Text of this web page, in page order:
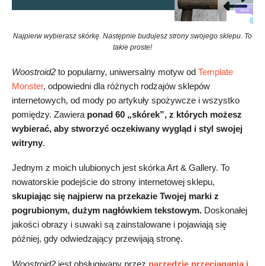
Najpierw wybierasz skórkę. Następnie budujesz strony swojego sklepu. To
takie proste!
Woostroid2 to popularny, uniwersalny motyw od Template
Monster, odpowiedni dla różnych rodzajów sklepów
internetowych, od mody po artykuły spożywcze i wszystko
pomiędzy. Zawiera ponad 60 „skórek”, z których możesz
wybierać, aby stworzyć oczekiwany wygląd i styl swojej
witryny.
Jednym z moich ulubionych jest skórka Art & Gallery. To
nowatorskie podejście do strony internetowej sklepu,
skupiając się najpierw na przekazie Twojej marki z
pogrubionym, dużym nagłówkiem tekstowym. Doskonałej
jakości obrazy i suwaki są zainstalowane i pojawiają się
później, gdy odwiedzający przewijają stronę.
Woostroid2 jest obsługiwany przez narzędzie przeciągania i